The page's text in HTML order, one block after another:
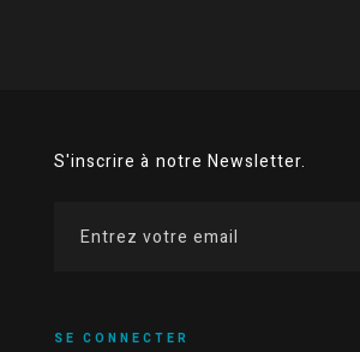
S'inscrire à notre Newsletter.
SE CONNECTER